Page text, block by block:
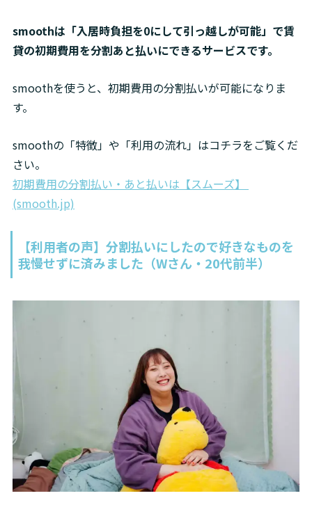
smoothは「入居時負担を0にして引っ越しが可能」で賃
貸の初期費用を分割あと払いにできるサービスです。
smoothを使うと、初期費用の分割払いが可能になりま
す。
smoothの「特徴」や「利用の流れ」はコチラをご覧くだ
初期費用の分割払い・あと払いは【スムーズ】
(smooth.jp)
【利用者の声】分割払いにしたので好きなものを
我慢せずに済みました（Wさん・20代前半）